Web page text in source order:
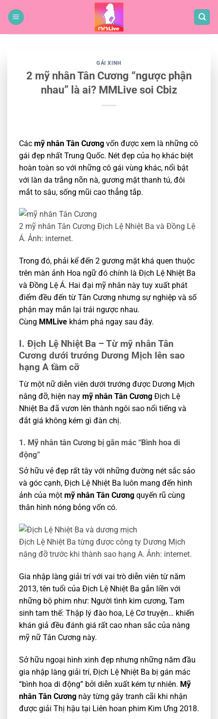
qua
GÁI XINH
2 mỹ nhân Tân Cương “ngược phận
nhau” là ai? MMLive soi Cbiz
Các mỹ nhân Tân Cương vốn được xem là những cô
gái đẹp nhất Trung Quốc. Nét đẹp của họ khác biệt
hoàn toàn so với những cô gái vùng khác, nổi bật
với làn da trắng nõn nà, gương mặt thanh tú, đôi
mắt to sâu, sống mũi cao thẳng tắp.
2 mỹ nhân Tân Cương Địch Lệ Nhiệt Ba và Đồng Lệ
Á. Ảnh: internet.
Trong đó, phải kể đến 2 gương mặt khá quen thuộc
trên màn ảnh Hoa ngữ đó chính là Địch Lệ Nhiệt Ba
và Đồng Lệ Á. Hai đại mỹ nhân này tuy xuất phát
điểm đều đến từ Tân Cương nhưng sự nghiệp và số
phận may mắn lại trái ngược nhau.
Cùng MMLive khám phá ngay sau đây.
I. Địch Lệ Nhiệt Ba – Từ mỹ nhân Tân
Cương dưới trướng Dương Mịch lên sao
hạng A tầm cỡ
Từ một nữ diễn viên dưới trướng được Dương Mịch
nâng đỡ, hiện nay mỹ nhân Tân Cương Địch Lệ
Nhiệt Ba đã vươn lên thành ngôi sao nổi tiếng và
đắt giá không kém gì đàn chị.
1. Mỹ nhân tân Cương bị gắn mác “Bình hoa di
động”
Sở hữu vẻ đẹp rất tây với những đường nét sắc sảo
và góc cạnh, Địch Lệ Nhiệt Ba luôn mang đến hình
ảnh của một mỹ nhân Tân Cương quyến rũ cùng
thân hình nóng bỏng vốn có.
Địch Lệ Nhiệt Ba từng được công ty Dương Mịch
nâng đỡ trước khi thành sao hạng A. Ảnh: internet.
Gia nhập làng giải trí với vai trò diễn viên từ năm
2013, tên tuổi của Địch Lệ Nhiệt Ba gắn liền với
những bộ phim như: Người tình kim cương, Tam
sinh tam thế: Thập lý đào hoa, Lệ Cơ truyện… khiến
khán giả đều đánh giá rất cao nhan sắc của nàng
mỹ nữ Tân Cương này.
Sở hữu ngoại hình xinh đẹp nhưng những năm đầu
gia nhập làng giải trí, Địch Lệ Nhiệt Ba bị gán mác
“bình hoa di động” bởi diễn xuất kém tự nhiên. Mỹ
nhân Tân Cương này từng gây tranh cãi khi nhận
được giải Thị hậu tại Liên hoan phim Kim Ưng 2018.